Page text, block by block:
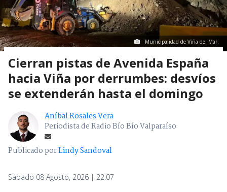
Municipalidad de Viña del Mar.
Cierran pistas de Avenida España
hacia Viña por derrumbes: desvíos
se extenderán hasta el domingo
Aníbal Rosales Vera
Periodista de Radio Bío Bío Valparaíso
Publicado porLindy Sandoval
Sábado 08 Agosto, 2026 | 22:07